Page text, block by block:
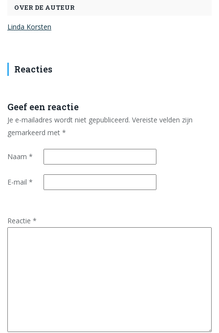
OVER DE AUTEUR
Linda Korsten
Reacties
Geef een reactie
Je e-mailadres wordt niet gepubliceerd. Vereiste velden zijn
gemarkeerd met *
Naam *
E-mail *
Reactie *